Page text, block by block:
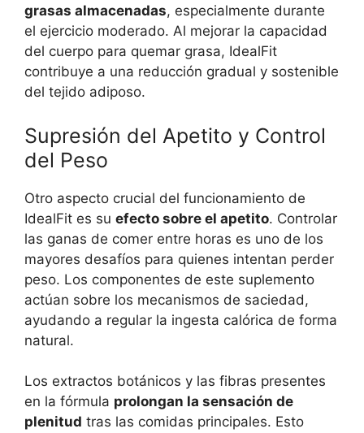
grasas almacenadas, especialmente durante
el ejercicio moderado. Al mejorar la capacidad
del cuerpo para quemar grasa, IdealFit
contribuye a una reducción gradual y sostenible
del tejido adiposo.
Supresión del Apetito y Control
del Peso
Otro aspecto crucial del funcionamiento de
IdealFit es su efecto sobre el apetito. Controlar
las ganas de comer entre horas es uno de los
mayores desafíos para quienes intentan perder
peso. Los componentes de este suplemento
actúan sobre los mecanismos de saciedad,
ayudando a regular la ingesta calórica de forma
natural.
Los extractos botánicos y las fibras presentes
en la fórmula prolongan la sensación de
plenitud tras las comidas principales. Esto